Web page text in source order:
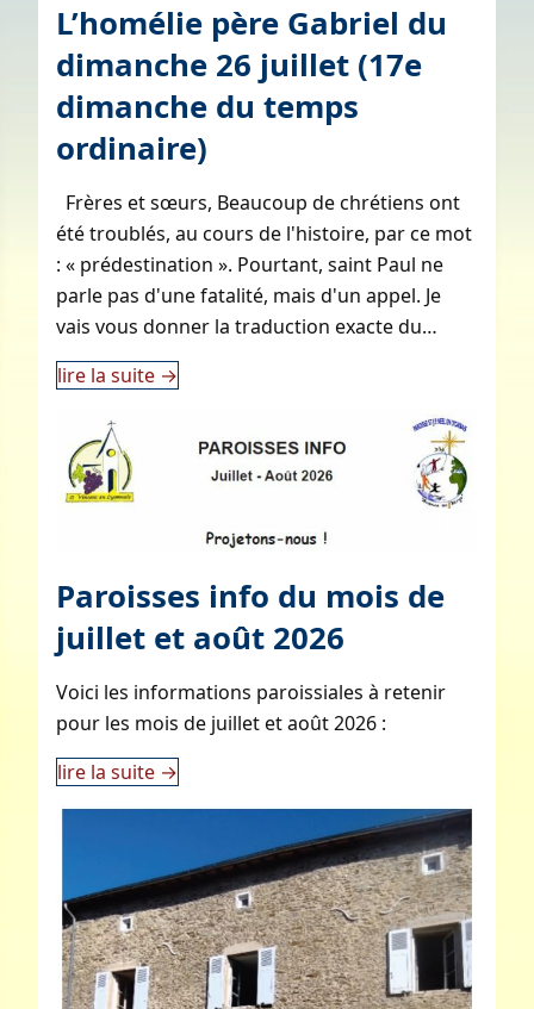
L’homélie père Gabriel du
dimanche 26 juillet (17e
dimanche du temps
ordinaire)
Frères et sœurs, Beaucoup de chrétiens ont
été troublés, au cours de l'histoire, par ce mot
: « prédestination ». Pourtant, saint Paul ne
parle pas d'une fatalité, mais d'un appel. Je
vais vous donner la traduction exacte du…
lire la suite →
Paroisses info du mois de
juillet et août 2026
Voici les informations paroissiales à retenir
pour les mois de juillet et août 2026 :
lire la suite →